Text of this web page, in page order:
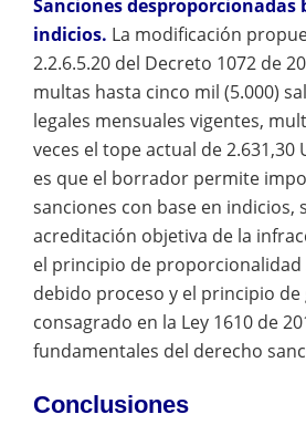
Sanciones desproporcionadas
indicios. La modificación
2.2.6.5.20 del Decreto 1072 de
multas hasta cinco mil (5.000)
legales mensuales vigentes,
veces el tope actual de 2.631,30
es que el borrador permite
sanciones con base en indicios,
acreditación objetiva de la
el principio de proporcionalidad
debido proceso y el principio
consagrado en la Ley 1610 de
fundamentales del derecho
Conclusiones